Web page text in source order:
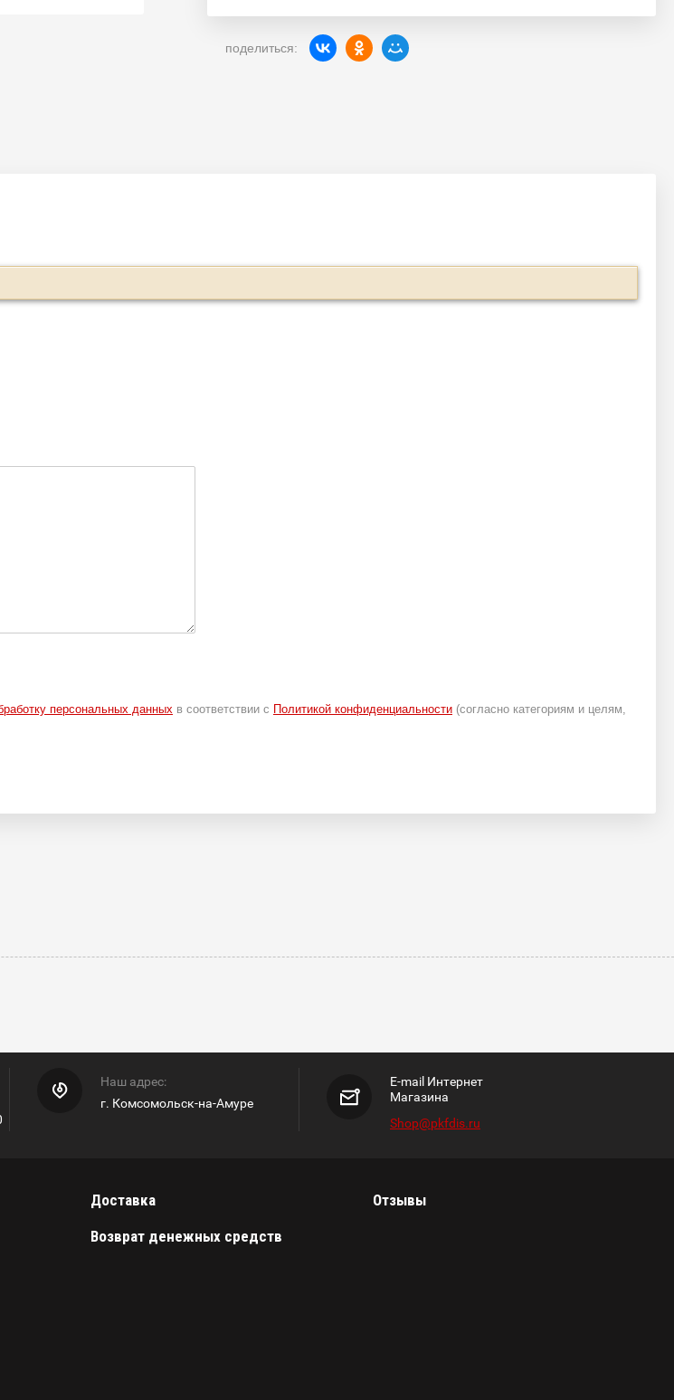
поделиться:
персональных данных в соответствии с Политикой конфиденциальности (согласно категориям и целям,
Наш адрес:
г. Комсомольск-на-Амуре
E-mail Интернет
Магазина
Shop@pkfdis.ru
Доставка
Отзывы
Возврат денежных средств